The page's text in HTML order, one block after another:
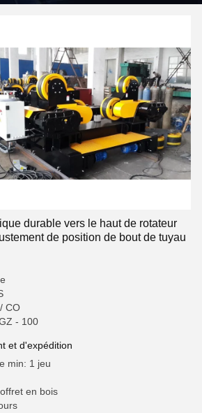
de bout de tuyau
durable vers le haut de rotateur
de position de bout de tuyau
CO
- 100
et d'expédition
min: 1 jeu
en bois